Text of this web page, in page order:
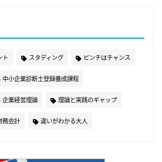
ト スタディング ピンチはチャンス
中小企業診断士登録養成課程
企業経営理論 理論と実践のギャップ
務会計 違いがわかる大人